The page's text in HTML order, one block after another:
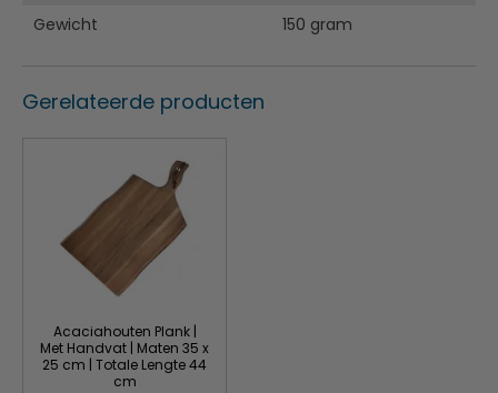
Gewicht
150 gram
Gerelateerde producten
Acaciahouten Plank |
Met Handvat | Maten 35 x
25 cm | Totale Lengte 44
cm